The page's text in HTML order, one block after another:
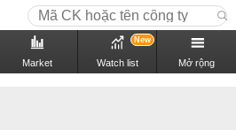
Market Watch list
New
Mở rộng